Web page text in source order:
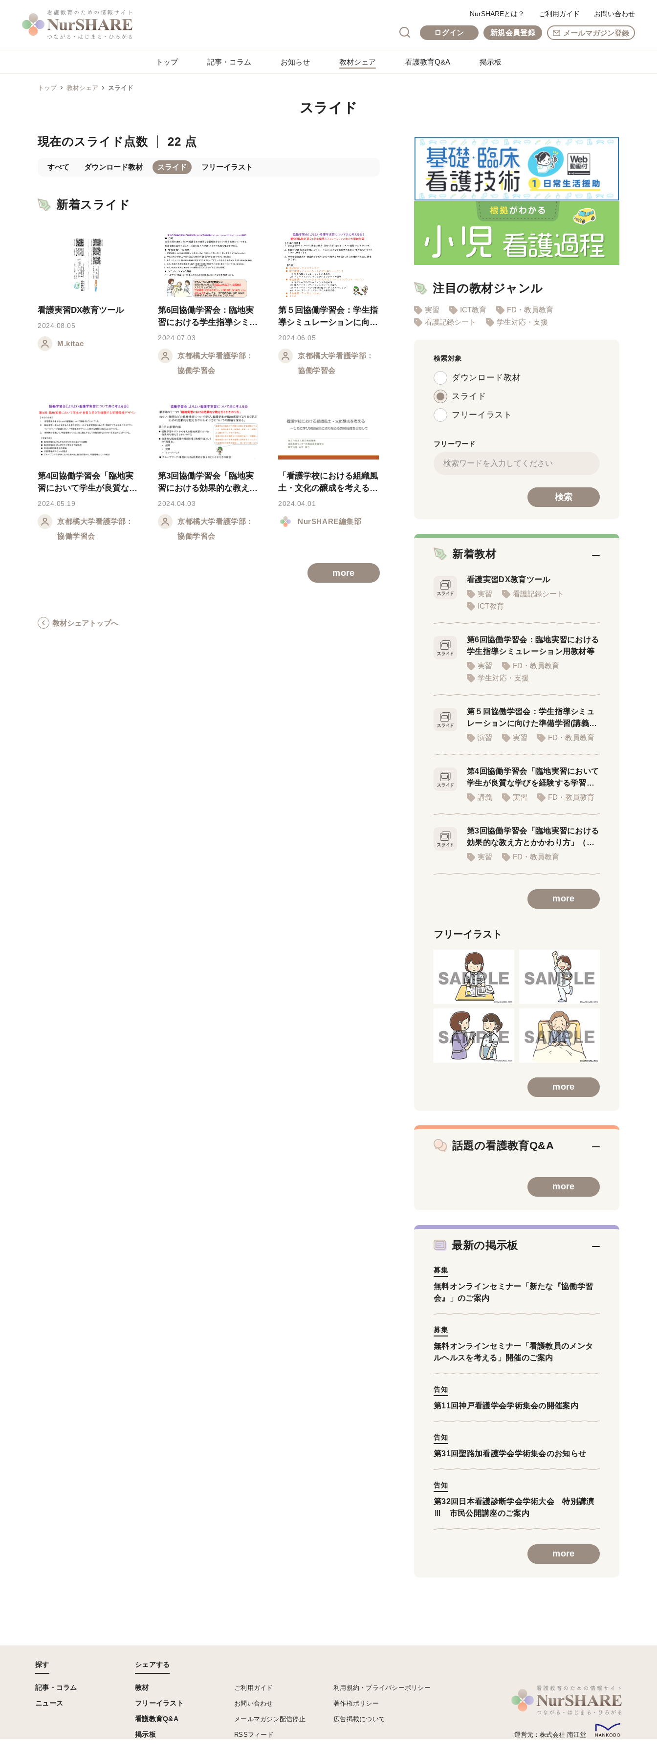
NurSHAREとは？ ご利用ガイド お問い合わせ
ログイン 新規会員登録 メールマガジン登録
トップ 記事・コラム お知らせ 教材シェア 看護教育Q&A 掲示板
トップ 教材シェア スライド
スライド
現在のスライド点数 22 点
すべて ダウンロード教材 スライド フリーイラスト
新着スライド
看護実習DX教育ツール
2024.08.05
M.kitae
第6回協働学習会：臨地実
習における学生指導シミュ
レーション用教材等
2024.07.03
京都橘大学看護学部：
協働学習会
第５回協働学習会：学生指
導シミュレーションに向け
た準備学習(講義者用PPT)
2024.06.05
京都橘大学看護学部：
協働学習会
第4回協働学習会「臨地実
習において学生が良質な学
びを経験する学習環境」
2024.05.19
京都橘大学看護学部：
協働学習会
第3回協働学習会「臨地実
習における効果的な教え方
とかかわり方」（講義用ス
ライド）
2024.04.03
京都橘大学看護学部：
協働学習会
「看護学校における組織風
土・文化の醸成を考える」
セミナースライド
2024.04.01
NurSHARE編集部
more
教材シェアトップへ
注目の教材ジャンル
実習 ICT教育
FD・教員教育
看護記録シート
学生対応・支援
検索対象
ダウンロード教材
スライド
フリーイラスト
フリーワード
新着教材
看護実習DX教育ツール
実習
看護記録シート
ICT教育
第6回協働学習会：臨地実習における
学生指導シミュレーション用教材等
実習
FD・教員教育
学生対応・支援
第５回協働学習会：学生指導シミュ
レーションに向けた準備学習(講義者
用PPT)
演習 実習 FD・教員教育
第4回協働学習会「臨地実習において
学生が良質な学びを経験する学習環
境」講義 実習 FD・教員教育
第3回協働学習会「臨地実習における
効果的な教え方とかかわり方」（講
義用スライド）
実習 FD・教員教育
more
フリーイラスト
more
話題の看護教育Q&A
more
最新の掲示板
募集
無料オンラインセミナー「新たな『協働学習
会』」のご案内
募集
無料オンラインセミナー「看護教員のメンタ
ルヘルスを考える」開催のご案内
告知
第11回神戸看護学会学術集会の開催案内
告知
第31回聖路加看護学会学術集会のお知らせ
告知
第32回日本看護診断学会学術大会 特別講演
Ⅲ 市民公開講座のご案内
more
探す
記事・コラム
ニュース
シェアする
教材
フリーイラスト
看護教育Q&A
掲示板
ご利用ガイド
お問い合わせ
メールマガジン配信停止
RSSフィード
利用規約・プライバシーポリシー
著作権ポリシー
広告掲載について
運営元：株式会社 南江堂